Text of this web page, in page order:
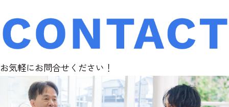
お気軽にお問合せください！